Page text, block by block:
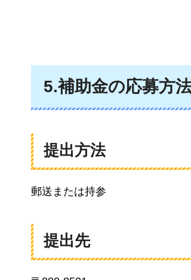
5.補助金の応募方
提出方法
郵送または持参
提出先